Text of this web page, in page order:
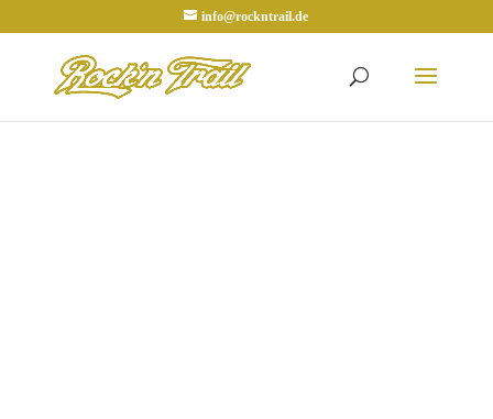
info@rockntrail.de